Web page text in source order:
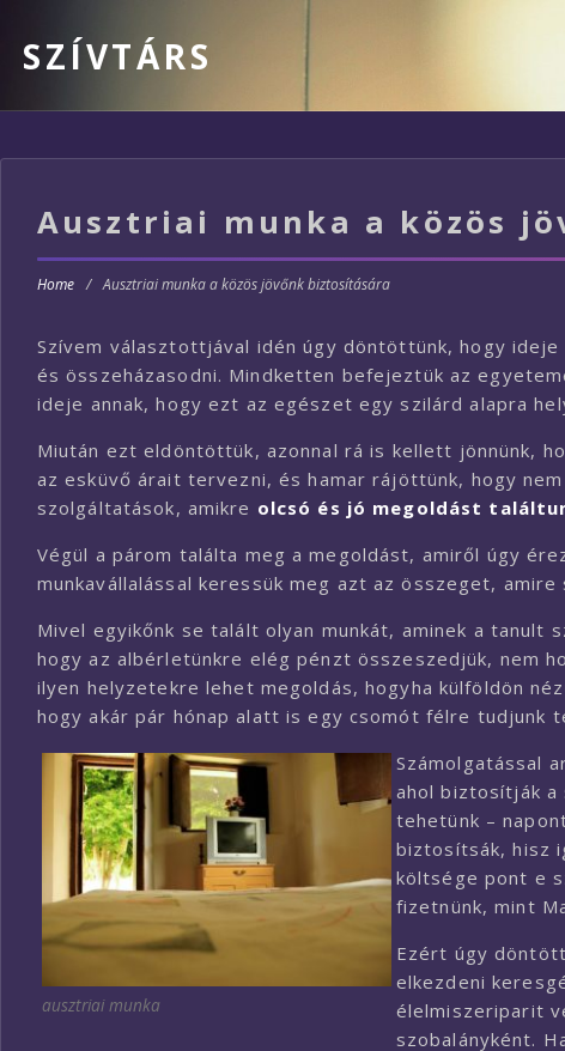
SZÍVTÁRS
Ausztriai munka a közös
Home / Ausztriai munka a közös jövőnk biztosítására
Szívem választottjával idén úgy döntöttünk, hogy
és összeházasodni. Mindketten befejeztük az
ideje annak, hogy ezt az egészet egy szilárd alapra
Miután ezt eldöntöttük, azonnal rá is kellett jönnünk,
az esküvő árait tervezni, és hamar rájöttünk, hogy
szolgáltatások, amikre olcsó és jó megoldást
Végül a párom találta meg a megoldást, amiről úgy
munkavállalással keressük meg azt az összeget,
Mivel egyikőnk se talált olyan munkát, aminek a tanult
hogy az albérletünkre elég pénzt összeszedjük, nem
ilyen helyzetekre lehet megoldás, hogyha külföldön
hogy akár pár hónap alatt is egy csomót félre tudjunk
ausztriai munka
Számolgatással
ahol biztosítják a
tehetünk –
biztosítsák, hisz
költsége pont e
fizetnünk, mint
Ezért úgy
elkezdeni
élelmiszeriparit
szobalányként.